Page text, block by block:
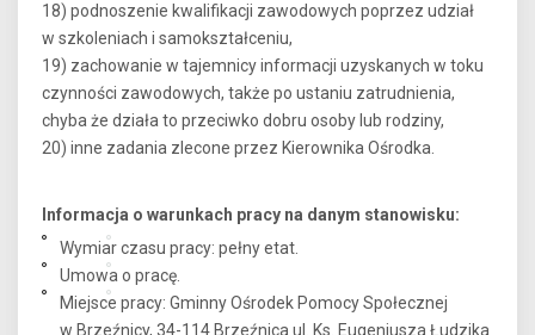
18) podnoszenie kwalifikacji zawodowych poprzez udział
w szkoleniach i samokształceniu,
19) zachowanie w tajemnicy informacji uzyskanych w toku
czynności zawodowych, także po ustaniu zatrudnienia,
chyba że działa to przeciwko dobru osoby lub rodziny,
20) inne zadania zlecone przez Kierownika Ośrodka.
Informacja o warunkach pracy na danym stanowisku:
Wymiar czasu pracy: pełny etat.
Umowa o pracę.
Miejsce pracy: Gminny Ośrodek Pomocy Społecznej
w Brzeźnicy, 34-114 Brzeźnica ul. Ks. Eugeniusza Łudzika